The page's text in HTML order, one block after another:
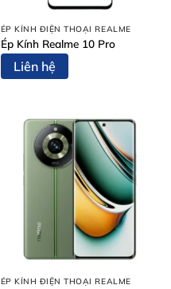
ÉP KÍNH ĐIỆN THOẠI REALME
Ép Kính Realme 10 Pro
Liên hệ
ÉP KÍNH ĐIỆN THOẠI REALME